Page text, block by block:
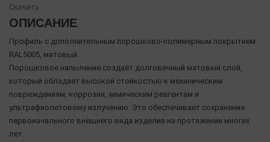
Скачать
ОПИСАНИЕ
Профиль с дополнительным порошково-полимерным покрытием
RAL5005, матовый.
Порошковое напыление создаёт долговечный матовый слой,
который обладает высокой стойкостью к механическим
повреждениям, коррозии, химическим реагентам и
ультрафиолетовому излучению. Это обеспечивает сохранение
первоначального внешнего вида изделия на протяжении многих
лет.